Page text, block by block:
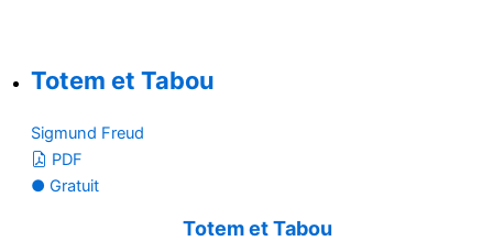
Totem et Tabou
Sigmund Freud
PDF
● Gratuit
Totem et Tabou